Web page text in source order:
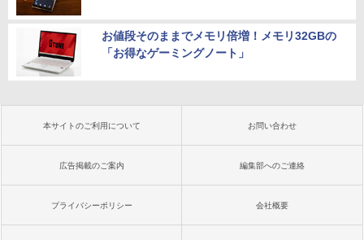
お値段そのままでメモリ倍増！メモリ32GBの
「お得なゲーミングノート」
本サイトのご利用について お問い合わせ
広告掲載のご案内 編集部へのご連絡
プライバシーポリシー 会社概要